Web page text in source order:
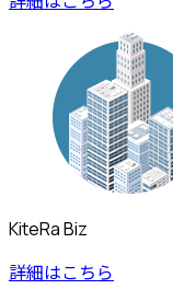
KiteRa Biz
詳細はこちら